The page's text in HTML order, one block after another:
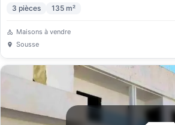
3 pièces 135 m²
Maisons à vendre
Sousse